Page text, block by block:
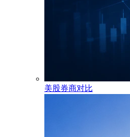
美股券商对比